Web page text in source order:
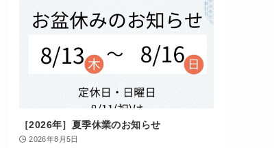
［2026年］夏季休業のお知らせ
2026年8月5日